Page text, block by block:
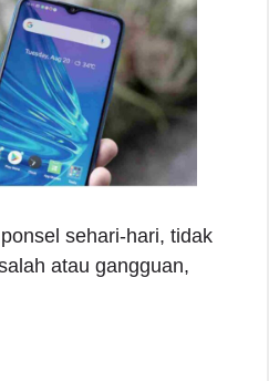
sehari-hari, tidak
atau gangguan,